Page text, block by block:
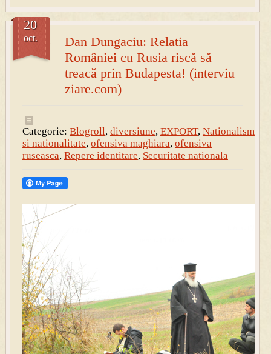
Dan Dungaciu: Relatia
României cu Rusia riscă să
treacă prin Budapesta! (interviu
ziare.com)
20
oct.
Categorie: Blogroll, diversiune, EXPORT, Nationalism
si nationalitate, ofensiva maghiara, ofensiva
ruseasca, Repere identitare, Securitate nationala